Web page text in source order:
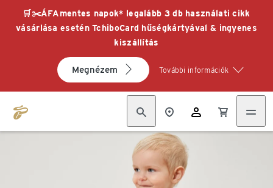
🛒✂️ÁFAmentes napok* legalább 3 db használati cikk
vásárlása esetén TchiboCard hűségkártyával & ingyenes
kiszállítás
Megnézem További információk